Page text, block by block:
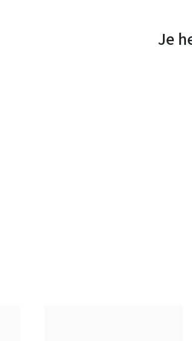
Je